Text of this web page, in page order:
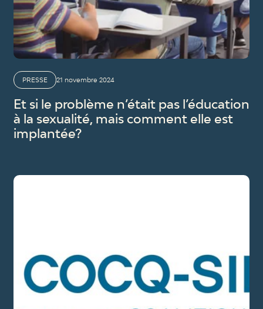
PRESSE 21 novembre 2024
Et si le problème n’était pas l’éducation
à la sexualité, mais comment elle est
implantée?